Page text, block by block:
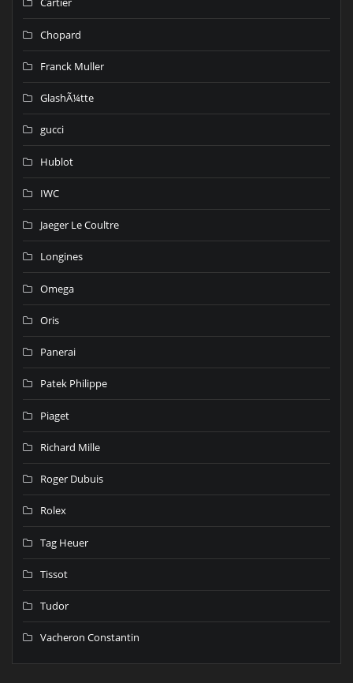
Chopard
Franck Muller
GlashÃ¼tte
gucci
Hublot
IWC
Jaeger Le Coultre
Longines
Omega
Oris
Panerai
Patek Philippe
Piaget
Richard Mille
Roger Dubuis
Rolex
Tag Heuer
Tissot
Tudor
Vacheron Constantin